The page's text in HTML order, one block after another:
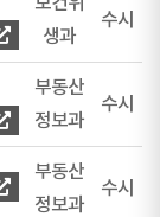
생과
수시
부동산
정보과
수시
부동산
정보과
수시